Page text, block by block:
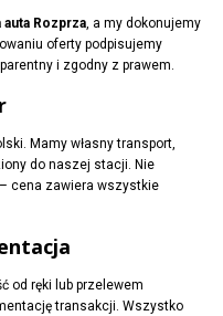
auta Rozprza, a my dokonujemy
oferty podpisujemy
i zgodny z prawem.
Mamy własny transport,
do naszej stacji. Nie
cena zawiera wszystkie
od ręki lub przelewem
transakcji. Wszystko